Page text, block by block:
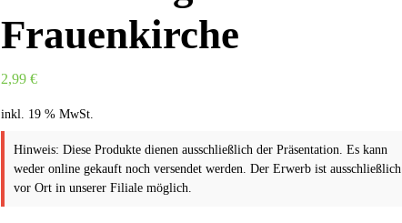
Frauenkirche
2,99 €
inkl. 19 % MwSt.
Hinweis: Diese Produkte dienen ausschließlich der Präsentation. Es kann
weder online gekauft noch versendet werden. Der Erwerb ist ausschließlich
vor Ort in unserer Filiale möglich.